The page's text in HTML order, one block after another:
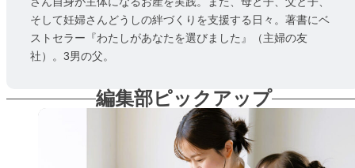
そして妊婦さんどうしの絆づくりを支援する日々。著書にベ
ストセラー『わたしがあなたを選びました』（主婦の友
社）。3男の父。
編集部ピックアップ